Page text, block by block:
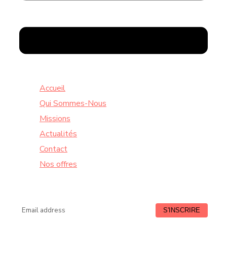
Accueil
Qui Sommes-Nous
Missions
Actualités
Contact
Nos offres